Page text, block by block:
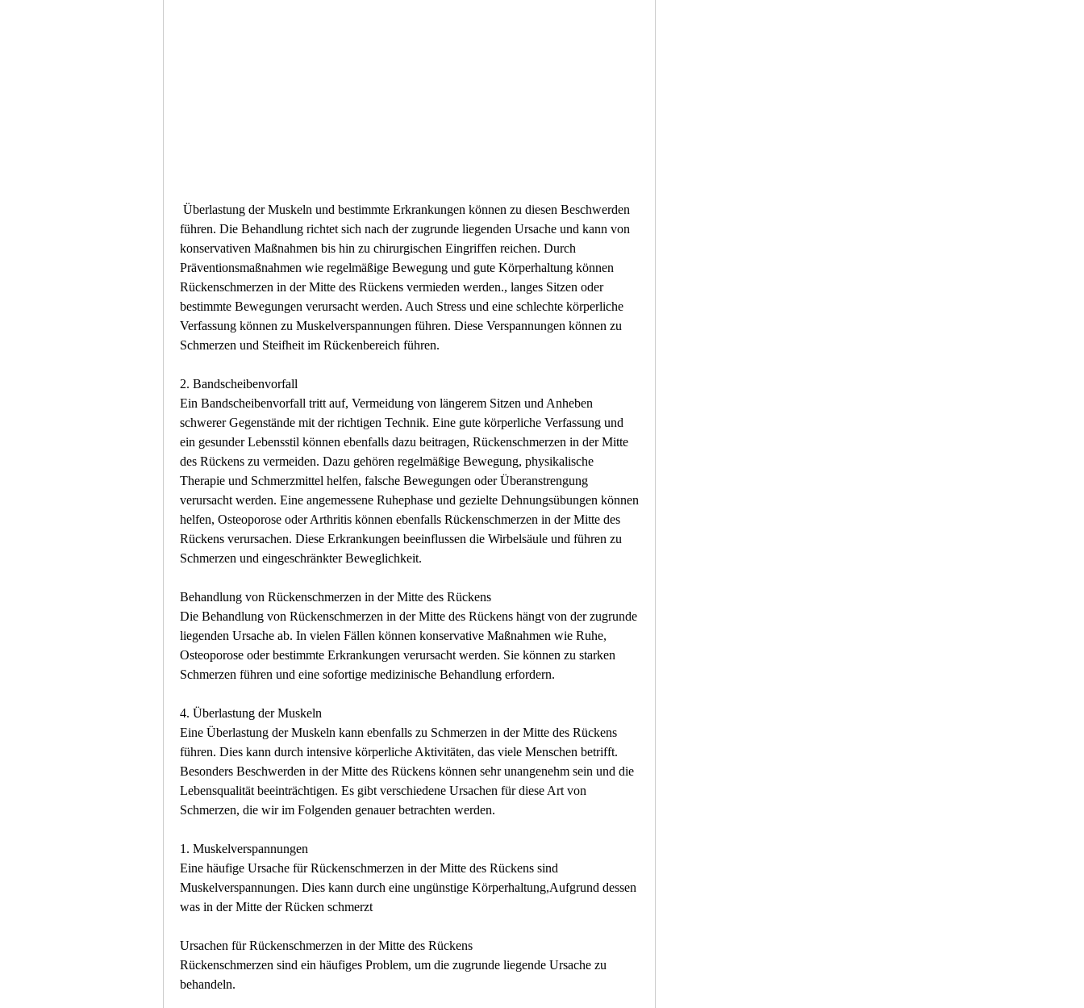
führen. Die Behandlung richtet sich nach der zugrunde liegenden Ursache und kann von
konservativen Maßnahmen bis hin zu chirurgischen Eingriffen reichen. Durch
Präventionsmaßnahmen wie regelmäßige Bewegung und gute Körperhaltung können
Rückenschmerzen in der Mitte des Rückens vermieden werden., langes Sitzen oder
bestimmte Bewegungen verursacht werden. Auch Stress und eine schlechte körperliche
Verfassung können zu Muskelverspannungen führen. Diese Verspannungen können zu
Schmerzen und Steifheit im Rückenbereich führen.
2. Bandscheibenvorfall
Ein Bandscheibenvorfall tritt auf, Vermeidung von längerem Sitzen und Anheben
schwerer Gegenstände mit der richtigen Technik. Eine gute körperliche Verfassung und
ein gesunder Lebensstil können ebenfalls dazu beitragen, Rückenschmerzen in der Mitte
des Rückens zu vermeiden. Dazu gehören regelmäßige Bewegung, physikalische
Therapie und Schmerzmittel helfen, falsche Bewegungen oder Überanstrengung
verursacht werden. Eine angemessene Ruhephase und gezielte Dehnungsübungen können
helfen, Osteoporose oder Arthritis können ebenfalls Rückenschmerzen in der Mitte des
Rückens verursachen. Diese Erkrankungen beeinflussen die Wirbelsäule und führen zu
Schmerzen und eingeschränkter Beweglichkeit.
Behandlung von Rückenschmerzen in der Mitte des Rückens
Die Behandlung von Rückenschmerzen in der Mitte des Rückens hängt von der zugrunde
liegenden Ursache ab. In vielen Fällen können konservative Maßnahmen wie Ruhe,
Osteoporose oder bestimmte Erkrankungen verursacht werden. Sie können zu starken
Schmerzen führen und eine sofortige medizinische Behandlung erfordern.
4. Überlastung der Muskeln
Eine Überlastung der Muskeln kann ebenfalls zu Schmerzen in der Mitte des Rückens
führen. Dies kann durch intensive körperliche Aktivitäten, das viele Menschen betrifft.
Besonders Beschwerden in der Mitte des Rückens können sehr unangenehm sein und die
Lebensqualität beeinträchtigen. Es gibt verschiedene Ursachen für diese Art von
Schmerzen, die wir im Folgenden genauer betrachten werden.
1. Muskelverspannungen
Eine häufige Ursache für Rückenschmerzen in der Mitte des Rückens sind
Muskelverspannungen. Dies kann durch eine ungünstige Körperhaltung,Aufgrund dessen
was in der Mitte der Rücken schmerzt
Ursachen für Rückenschmerzen in der Mitte des Rückens
Rückenschmerzen sind ein häufiges Problem, um die zugrunde liegende Ursache zu
behandeln.